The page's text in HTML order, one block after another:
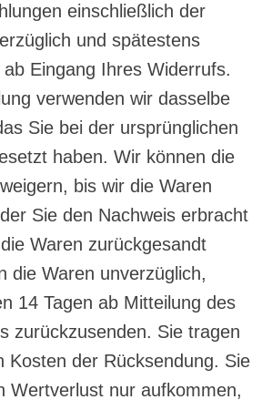
einschließlich der
und spätestens
ab Eingang Ihres Widerrufs.
verwenden wir dasselbe
Sie bei der ursprünglichen
haben. Wir können die
bis wir die Waren
Sie den Nachweis erbracht
Waren zurückgesandt
die Waren unverzüglich,
14 Tagen ab Mitteilung des
zurückzusenden. Sie tragen
Kosten der Rücksendung. Sie
Wertverlust nur aufkommen,